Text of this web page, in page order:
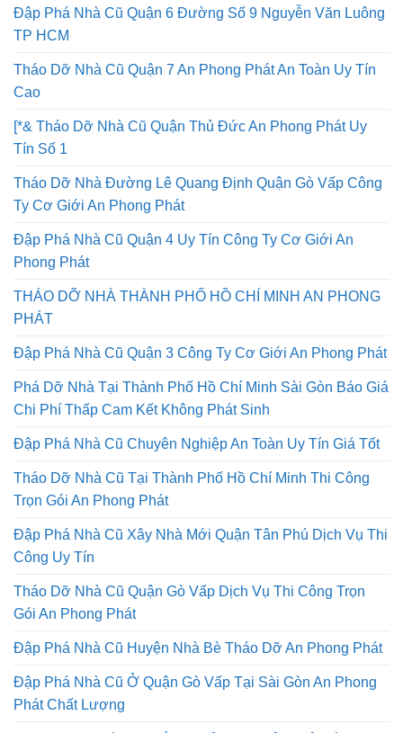
& Tháo Dỡ Nhà Cũ Quận Tân Phú, Đỗ Công Tường P.
Tân Quý Quận Tân Phú
Đập Phá Nhà Cũ Quận 6 Đường Số 9 Nguyễn Văn Luông
TP HCM
Tháo Dỡ Nhà Cũ Quận 7 An Phong Phát An Toàn Uy Tín
Cao
[*& Tháo Dỡ Nhà Cũ Quận Thủ Đức An Phong Phát Uy
Tín Số 1
Tháo Dỡ Nhà Đường Lê Quang Định Quận Gò Vấp Công
Ty Cơ Giới An Phong Phát
Đập Phá Nhà Cũ Quận 4 Uy Tín Công Ty Cơ Giới An
Phong Phát
THÁO DỠ NHÀ THÀNH PHỐ HỒ CHÍ MINH AN PHONG
PHÁT
Đập Phá Nhà Cũ Quận 3 Công Ty Cơ Giới An Phong Phát
Phá Dỡ Nhà Tại Thành Phố Hồ Chí Minh Sài Gòn Báo Giá
Chi Phí Thấp Cam Kết Không Phát Sinh
Đập Phá Nhà Cũ Chuyên Nghiệp An Toàn Uy Tín Giá Tốt
Tháo Dỡ Nhà Cũ Tại Thành Phố Hồ Chí Minh Thi Công
Trọn Gói An Phong Phát
Đập Phá Nhà Cũ Xây Nhà Mới Quận Tân Phú Dịch Vụ Thi
Công Uy Tín
Tháo Dỡ Nhà Cũ Quận Gò Vấp Dịch Vụ Thi Công Trọn
Gói An Phong Phát
Đập Phá Nhà Cũ Huyện Nhà Bè Tháo Dỡ An Phong Phát